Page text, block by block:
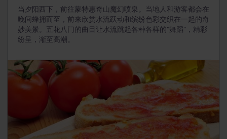
的当天或前几天不接待观光游客，因此请留意比赛日期。
竟。乘坐电梯登高远眺，可以欣赏这座城市和旧港的全
景。这座纪念碑的门票价格介于4到6欧元之间。
当夕阳西下，前往蒙特惠奇山魔幻喷泉。当地人和游客都会在
晚间蜂拥而至，前来欣赏水流跃动和缤纷色彩交织在一起的奇
妙美景。五花八门的曲目让水流跳起各种各样的“舞蹈”，精彩
纷呈，渐至高潮。